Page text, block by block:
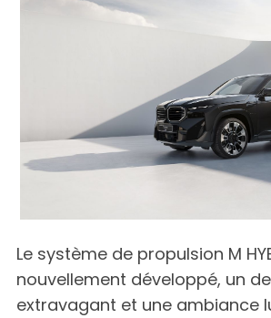
Le système de propulsion M
nouvellement développé, un
extravagant et une ambiance